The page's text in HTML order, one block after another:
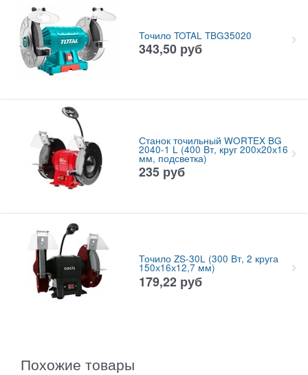
Точило TOTAL TBG35020
343,50 руб
Станок точильный WORTEX BG
2040-1 L (400 Вт, круг 200х20х16
мм, подсветка)
235 руб
Точило ZS-30L (300 Вт, 2 круга
150х16х12,7 мм)
179,22 руб
Похожие товары